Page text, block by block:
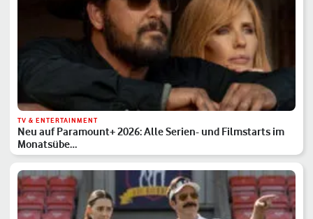
TV & ENTERTAINMENT
Neu auf Paramount+ 2026: Alle Serien- und Filmstarts im
Monatsübe…